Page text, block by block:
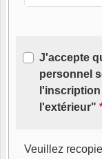
J'accepte
personnel
l'extérieur"
Veuillez